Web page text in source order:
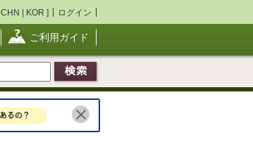
CHN | KOR ] ログイン
ご利用ガイド